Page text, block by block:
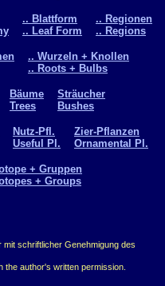
.. Blattform
.. Leaf Form
.. Regionen
.. Regions
.. Wurzeln + Knollen
.. Roots + Bulbs
Bäume
Trees
Sträucher
Bushes
Nutz-Pfl.
Useful Pl.
Zier-Pflanzen
Ornamental Pl.
+ Gruppen
+ Groups
schriftlicher Genehmigung des
the author's written permission.